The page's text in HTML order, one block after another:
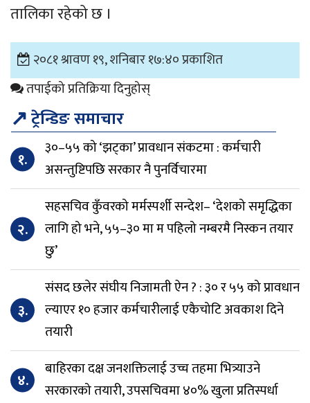
तालिका रहेको छ ।
२०८१ श्रावण १९, शनिबार १७:४० प्रकाशित
तपाईको प्रतिक्रिया दिनुहोस्
↗ट्रेन्डिङ समाचार
१.
३०–५५ को ‘झट्का’ प्रावधान संकटमा : कर्मचारी
असन्तुष्टिपछि सरकार नै पुनर्विचारमा
२.
सहसचिव कुँवरको मर्मस्पर्शी सन्देश– ‘देशको समृद्धिका
लागि हो भने, ५५–३० मा म पहिलो नम्बरमै निस्कन तयार
छु’
३.
संसद छलेर संघीय निजामती ऐन ? : ३० र ५५ को प्रावधान
ल्याएर १० हजार कर्मचारीलाई एकैचोटि अवकाश दिने
तयारी
४.
बाहिरका दक्ष जनशक्तिलाई उच्च तहमा भित्र्याउने
सरकारको तयारी, उपसचिवमा ४०% खुला प्रतिस्पर्धा